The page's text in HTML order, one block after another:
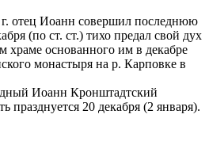
г. отец Иоанн совершил последнюю
(по ст. ст.) тихо предал свой дух
храме основанного им в декабре
монастыря на р. Карповке в
Иоанн Кронштадтский
празднуется 20 декабря (2 января).